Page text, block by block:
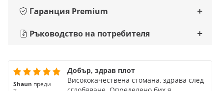
Гаранция Premium
Ръководство на потребителя
Shaun преди
Добър, здрав плот
Висококачествена стомана, здрава след